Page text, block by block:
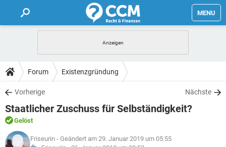
MENU
FORUM
TIPPS
LEXIKON
Forum Existenzgründung
Vorherige Nächste
Staatlicher Zuschuss für Selbständigkeit?
Gelöst
Friseurin - Geändert am 29. Januar 2019 um 05:55